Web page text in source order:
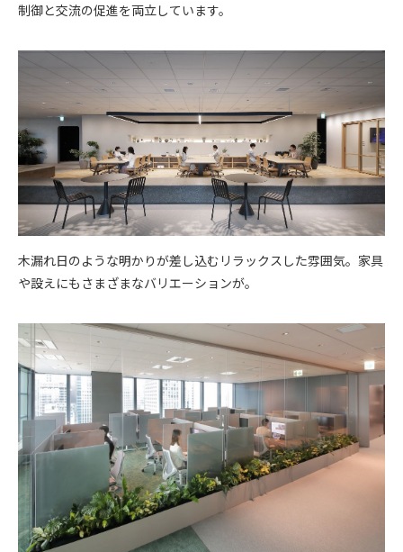
制御と交流の促進を両立しています。
木漏れ日のような明かりが差し込むリラックスした雰囲気。家具
や設えにもさまざまなバリエーションが。